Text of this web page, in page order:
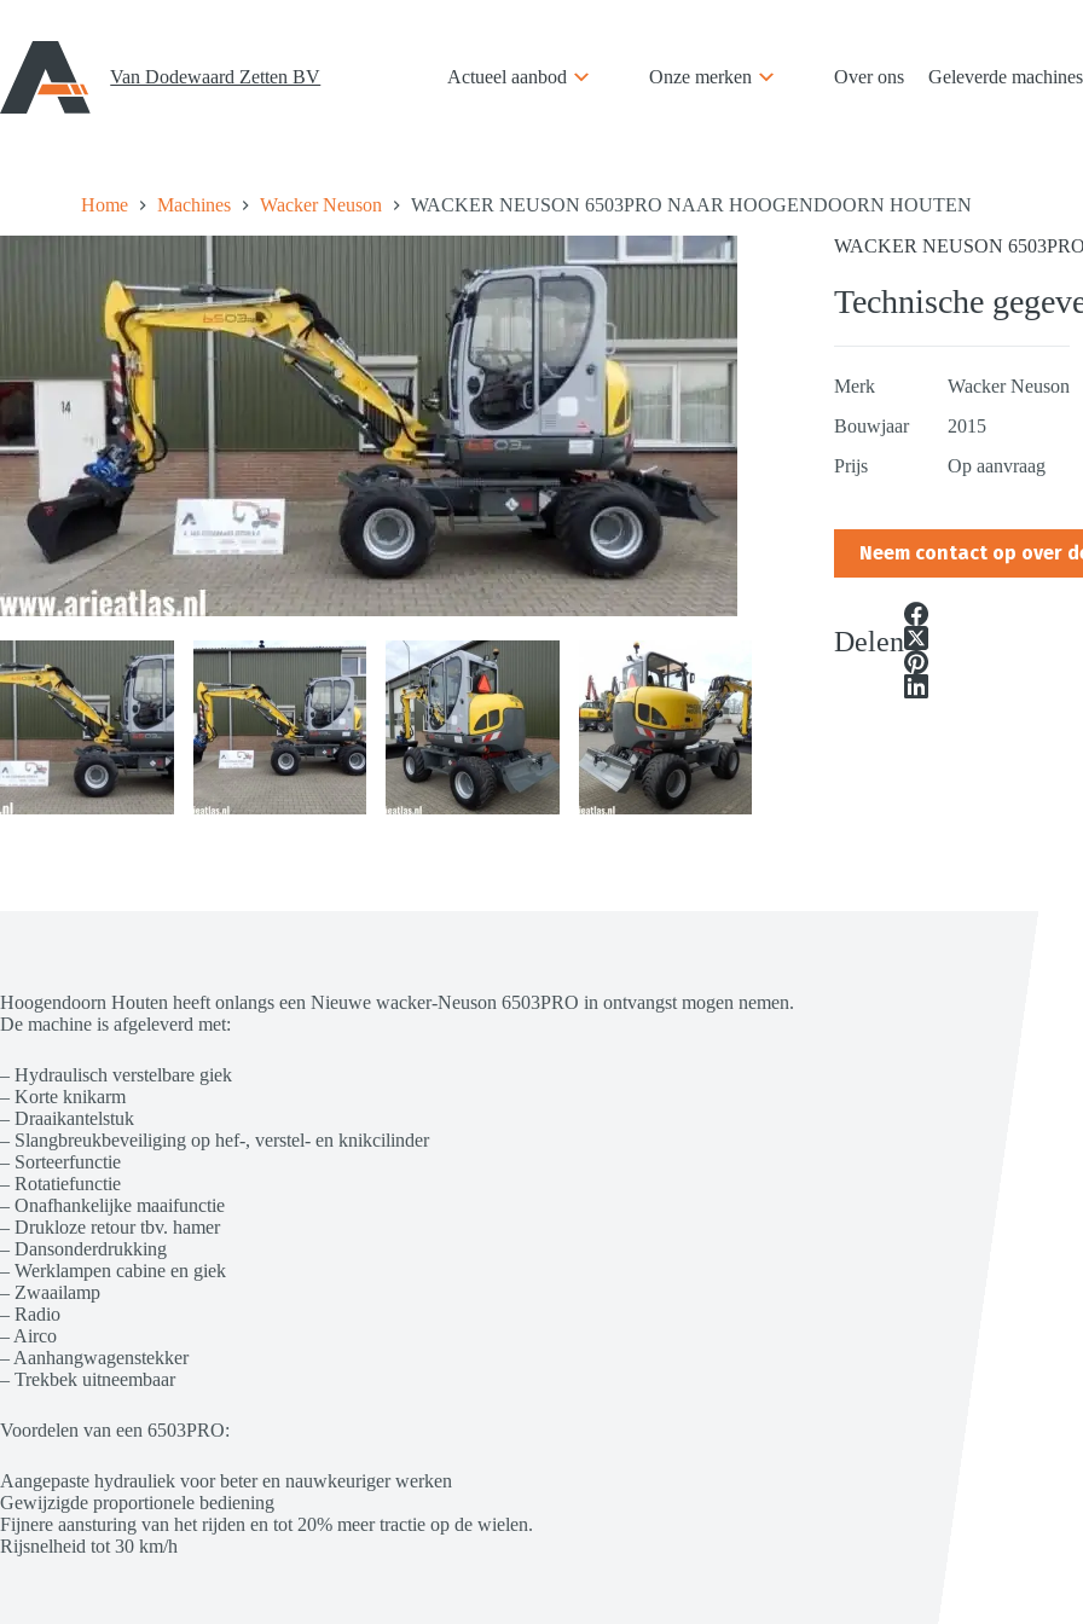
inhoud
Van Dodewaard Zetten BV Actueel aanbod Onze merken Over ons Geleverde machines
Home Machines Wacker Neuson WACKER NEUSON 6503PRO NAAR HOOGENDOORN HOUTEN
WACKER NEUSON
Technische
Merk
Wacker Neuson
Bouwjaar
2015
Prijs
Op aanvraag
Neem contact op over
Delen
Hoogendoorn Houten heeft onlangs een Nieuwe wacker-Neuson 6503PRO in ontvangst mogen nemen.
De machine is afgeleverd met:
– Hydraulisch verstelbare giek
– Korte knikarm
– Draaikantelstuk
– Slangbreukbeveiliging op hef-, verstel- en knikcilinder
– Sorteerfunctie
– Rotatiefunctie
– Onafhankelijke maaifunctie
– Drukloze retour tbv. hamer
– Dansonderdrukking
– Werklampen cabine en giek
– Zwaailamp
– Radio
– Airco
– Aanhangwagenstekker
– Trekbek uitneembaar
Voordelen van een 6503PRO:
Aangepaste hydrauliek voor beter en nauwkeuriger werken
Gewijzigde proportionele bediening
Fijnere aansturing van het rijden en tot 20% meer tractie op de wielen.
Rijsnelheid tot 30 km/h